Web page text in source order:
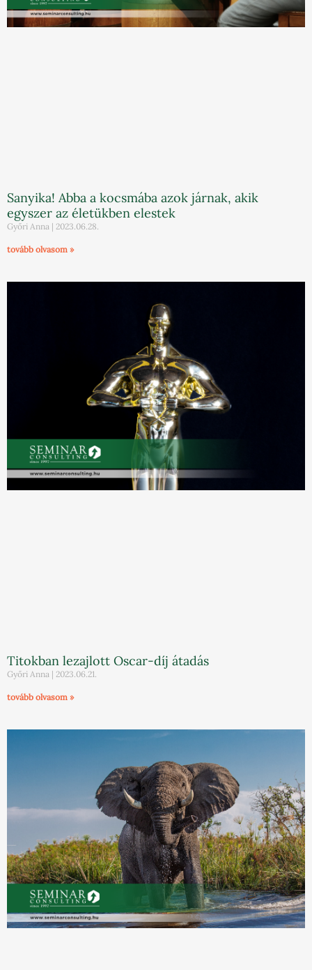
Sanyika! Abba a kocsmába azok járnak, akik
egyszer az életükben elestek
Győri Anna 2023.06.28.
tovább olvasom »
Titokban lezajlott Oscar-díj átadás
Győri Anna 2023.06.21.
tovább olvasom »